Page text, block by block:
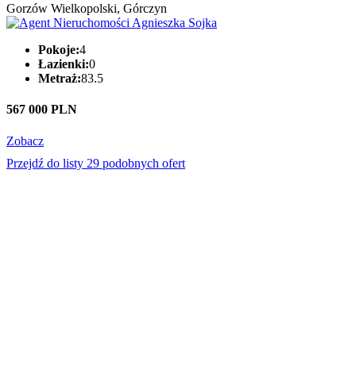
Gorzów Wielkopolski, Górczyn
Pokoje:4
Łazienki:0
Metraż:83.5
567 000 PLN
Zobacz
Przejdź do listy 29 podobnych ofert